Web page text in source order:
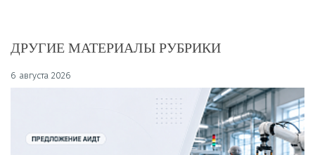
ДРУГИЕ МАТЕРИАЛЫ РУБРИКИ
6 августа 2026